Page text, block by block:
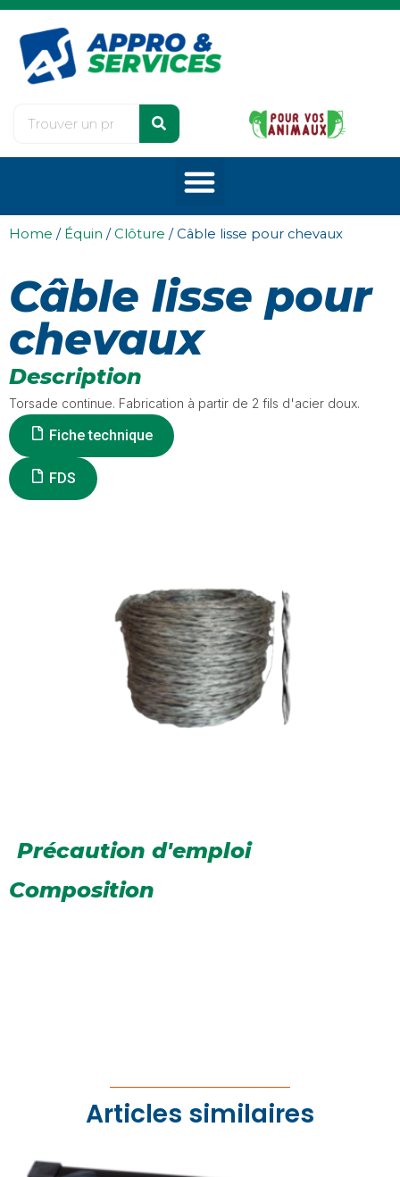
Home / Équin /Clôture / Câble lisse pour chevaux
Câble lisse pour
chevaux
Description
Torsade continue. Fabrication à partir de 2 fils d'acier doux.
Fiche technique
FDS
Précaution d'emploi
Composition
Articles similaires